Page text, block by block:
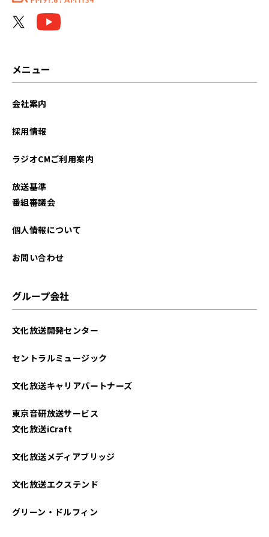
メニュー
会社案内
採用情報
ラジオCMご利用案内
放送基準
番組審議会
個人情報について
お問い合わせ
グループ会社
文化放送開発センター
セントラルミュージック
文化放送キャリアパートナーズ
東京音研放送サービス
文化放送iCraft
文化放送メディアブリッジ
文化放送エクステンド
グリーン・ドルフィン